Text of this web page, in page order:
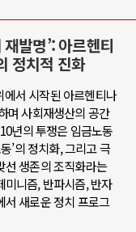
발명’: 아르헨티
정치적 진화
서 시작된 아르헨티나
며 사회재생산의 공간
년의 투쟁은 임금노동
’의 정치화, 그리고 극
선 생존의 조직화라는
니즘, 반파시즘, 반자
서 새로운 정치 프로그